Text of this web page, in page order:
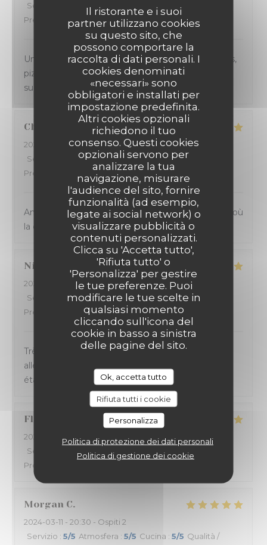
Il ristorante e i suoi
partner utilizzano cookies
su questo sito, che
possono comportare la
raccolta di dati personali. I
cookies denominati
«necessari» sono
obbligatori e installati per
impostazione predefinita.
Altri cookies opzionali
richiedono il tuo
consenso. Questi cookies
opzionali servono per
analizzare la tua
navigazione, misurare
l'audience del sito, fornire
funzionalità (ad esempio,
legate ai social network) o
visualizzare pubblicità o
contenuti personalizzati.
Clicca su 'Accetta tutto',
'Rifiuta tutto' o
'Personalizza' per gestire
le tue preferenze. Puoi
modificare le tue scelte in
qualsiasi momento
cliccando sull'icona del
cookie in basso a sinistra
delle pagine del sito.
Ok, accetta tutto
Rifiuta tutti i cookie
Personalizza
Politica di protezione dei dati personali
Politica di gestione dei cookie
Servizio
Atmosfera Cucina /5
Prezzo
/5
Un accueil et un service au TOP. Les plats (entrées,
pizza au feu de bois et dessert) sont toujours
succulents.
Charlène
2024-03-13
- 21:00 - Ospiti 2
Servizio
Atmosfera: 4/5 Cucina :5/5
Prezzo
Ambiance et service sympathique dans ce bistrot où
la cuisine sicilienne est goûteuse et joyeuse.
Nicolas
2024-03-14
- 20:45 - Ospiti 4
Servizio
5/5 Atmosfera: 5/5 Cucina:5 /5 Qualità /
Prezzo
Très bonne soirée passée à La Massara ! Carte
alléchante, service sympa et rapide. Les pizzas
étaient délicieuses. Excellent rapport qualité/prix.
Florence
2024-03-13
- 19:30 - Ospiti 9
Servizio
Atmosfera /5 Cucina /5 Qualità /
Prezzo
Morgan C
2024-03-11 - 20:30 - Ospiti 2
Servizio : 5/5 Atmosfera : 5/5 Cucina : 5/5 Qualità /